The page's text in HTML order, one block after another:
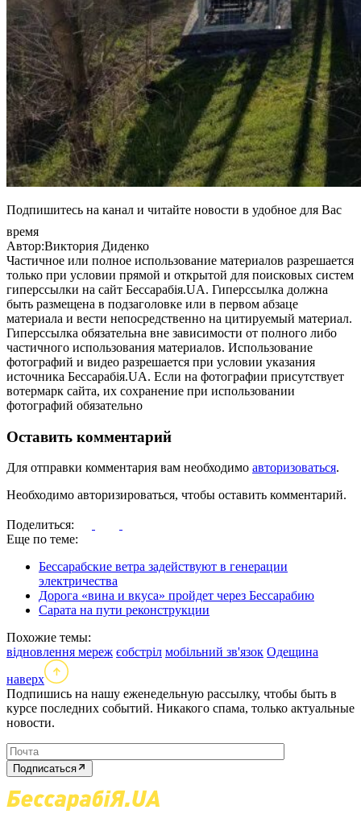
Подпишитесь на канал и читайте новости в удобное для Вас
время
Автор:Виктория Диденко
Частичное или полное использование материалов разрешается
только при условии прямой и открытой для поисковых систем
гиперссылки на сайт Бессарабія.UA. Гиперссылка должна
быть размещена в подзаголовке или в первом абзаце
материала и вести непосредственно на цитируемый материал.
Гиперссылка обязательна вне зависимости от полного либо
частичного использования материалов. Использование
фотографий и видео разрешается при условии указания
источника Бессарабія.UA. Если на фотографии присутствует
вотермарк сайта, их сохранение при использовании
фотографий обязательно
Оставить комментарий
Для отправки комментария вам необходимо авторизоваться.
Необходимо авторизироваться, чтобы оставить комментарий.
Поделиться:
Еще по теме:
Бессарабские ветра задействуют в генерации
электричества
Дорога «вина и вкуса» пройдет через Бессарабию
Сарата на пути реконструкции
Похожие темы:
відновлення мереж єобстріл мобільний зв'язок Одещина
наверх
Подпишись на нашу еженедельную рассылку, чтобы быть в
курсе последних событий. Никакого спама, только актуальные
новости.
Подписаться